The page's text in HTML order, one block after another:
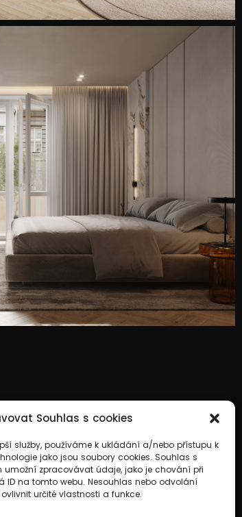
Souhlas s cookies
služby, používáme k ukládání a/nebo přístupu k
jako jsou soubory cookies. Souhlas s
zpracovávat údaje, jako je chování při
ID na tomto webu. Nesouhlas nebo odvolání
určité vlastnosti a funkce.